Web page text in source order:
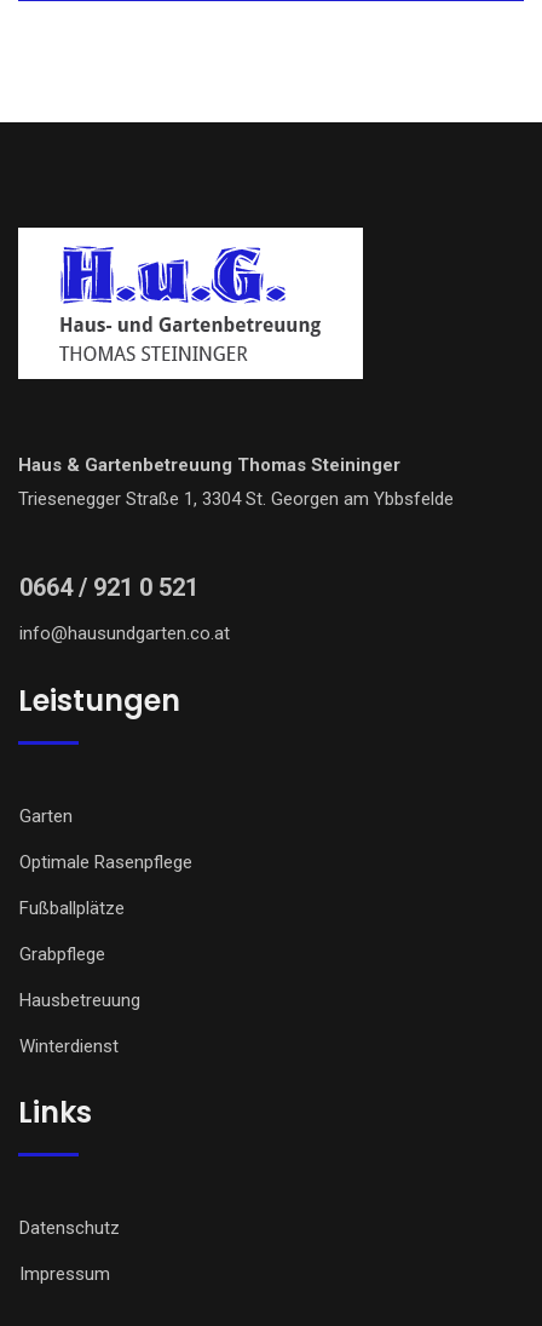
Haus & Gartenbetreuung Thomas Steininger
Triesenegger Straße 1, 3304 St. Georgen am Ybbsfelde
0664 / 921 0 521
info@hausundgarten.co.at
Leistungen
Garten
Optimale Rasenpflege
Fußballplätze
Grabpflege
Hausbetreuung
Winterdienst
Links
Datenschutz
Impressum